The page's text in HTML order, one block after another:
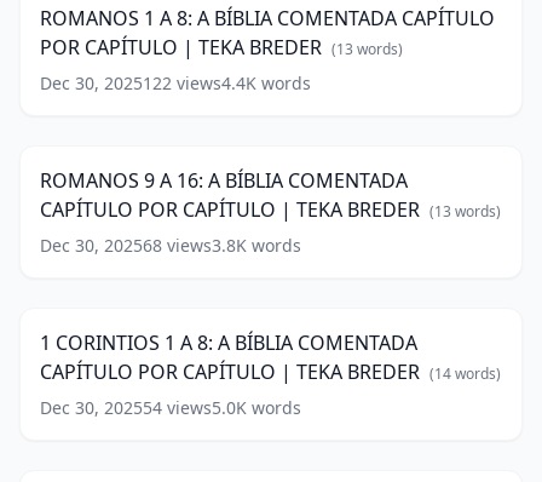
TEKA
BREDER
(15
A
BÍBLIA
COMENTADA
CAPÍTULO
|
TEKA
BREDER (13
words)
ROMANOS 1 A 8: A BÍBLIA COMENTADA CAPÍTULO
POR CAPÍTULO | TEKA BREDER (13 words)
Dec 30, 2025122 views4.4K words
ROMANOS
A
BÍBLIA
COMENTADA
CAPÍTULO
|
TEKA
BREDER (13
words)
ROMANOS 9 A 16: A BÍBLIA COMENTADA
CAPÍTULO POR CAPÍTULO | TEKA BREDER (13 words)
Dec 30, 202568 views3.8K words
1
8:
A
BÍBLIA
COMENTADA
1 CORINTIOS 1 A 8: A BÍBLIA COMENTADA
CAPÍTULO POR CAPÍTULO | TEKA BREDER (14words)
Dec 30, 202554 views5.0K words
EFÉSIOS